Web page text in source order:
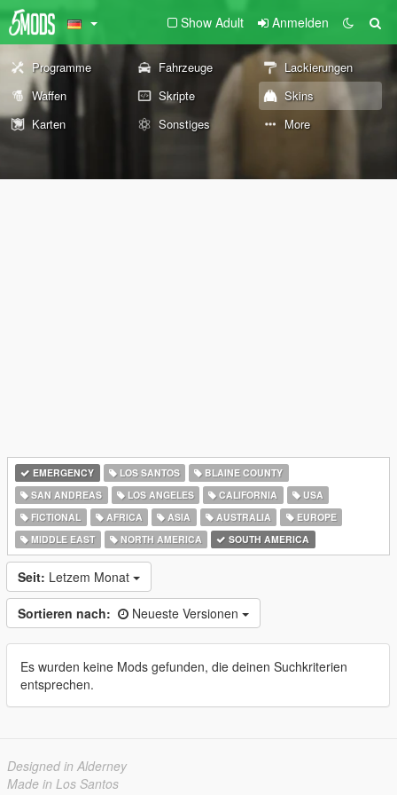
Show Adult Anmelden
Programme Fahrzeuge
Lackierungen
Waffen
Skripte
Skins
Karten
Sonstiges More
EMERGENCY LOS SANTOS
BLAINE COUNTY
SAN ANDREAS
LOS ANGELES CALIFORNIA
USA
FICTIONAL
AFRICA ASIA AUSTRALIA
EUROPE
MIDDLE EAST
NORTH AMERICA SOUTH AMERICA
Seit: Letzem Monat
Sortieren nach: Neueste Versionen
Es wurden keine Mods gefunden, die deinen Suchkriterien
entsprechen.
Designed in Alderney
Made in Los Santos